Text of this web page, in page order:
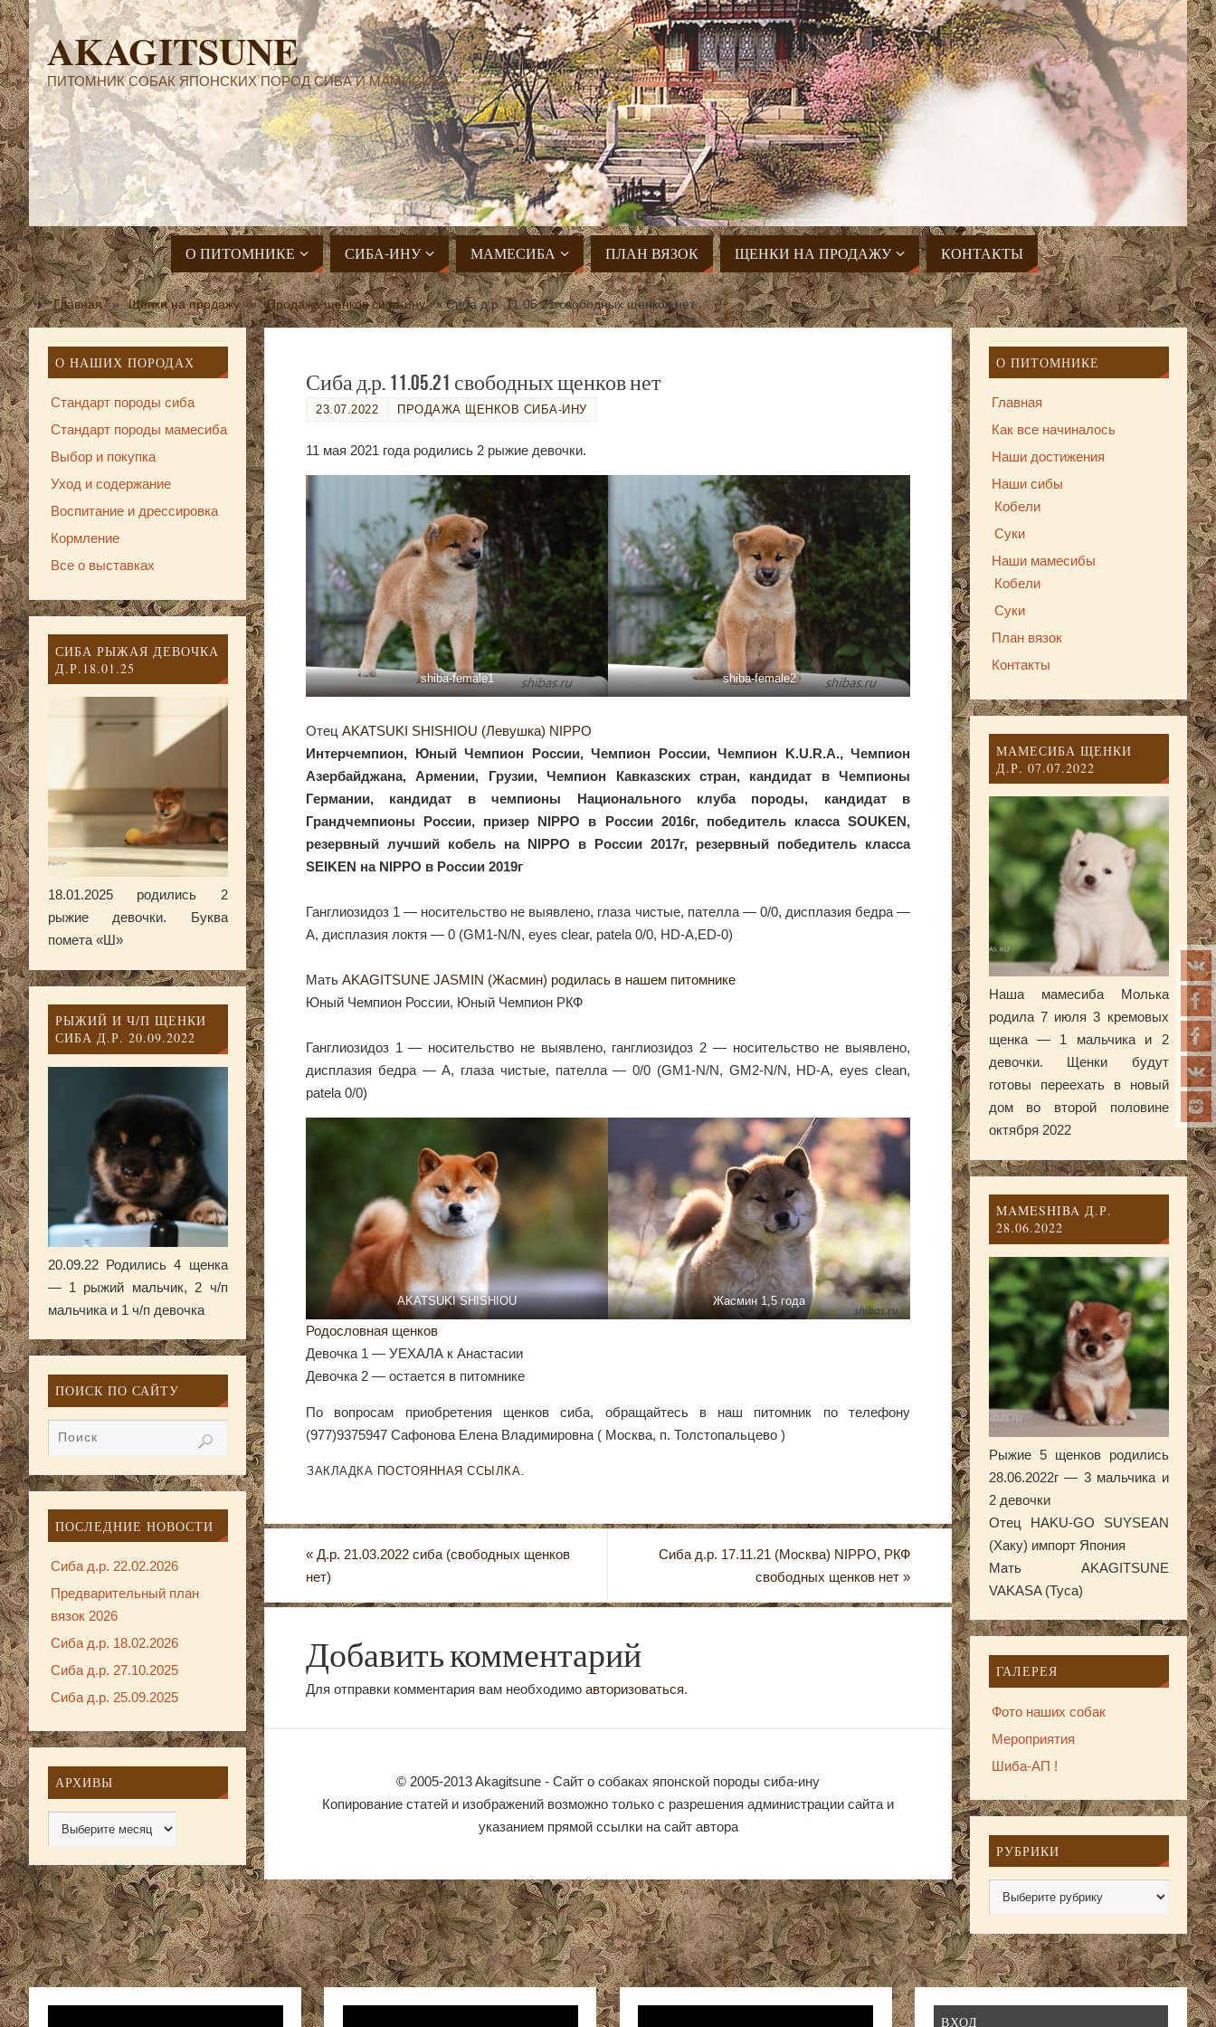
AKAGITSUNE
ПИТОМНИК СОБАК ЯПОНСКИХ ПОРОД СИБА И МАМИСИБА
О ПИТОМНИКЕ СИБА-ИНУ МАМЕСИБА ПЛАН ВЯЗОК ЩЕНКИ НА ПРОДАЖУ КОНТАКТЫ
Главная » Щенки на продажу » Продажа щенков сиба-ину »Сиба д.р. 11.05.21 свободных щенков нет
Сиба д.р. 11.05.21 свободных щенков нет
23.07.2022 ПРОДАЖА ЩЕНКОВ СИБА-ИНУ
11 мая 2021 года родились 2 рыжие девочки.
shiba-female1 shiba-female2
Отец AKATSUKI SHISHIOU (Левушка) NIPPO
Интерчемпион, Юный Чемпион России, Чемпион России, Чемпион K.U.R.A., Чемпион
Азербайджана, Армении, Грузии, Чемпион Кавказских стран, кандидат в Чемпионы
Германии, кандидат в чемпионы Национального клуба породы, кандидат в
Грандчемпионы России, призер NIPPO в России 2016г, победитель класса SOUKEN,
резервный лучший кобель на NIPPO в России 2017г, резервный победитель класса
SEIKEN на NIPPO в России 2019г
Ганглиозидоз 1 — носительство не выявлено, глаза чистые, пателла — 0/0, дисплазия бедра —
А, дисплазия локтя — 0 (GM1-N/N, eyes clear, patela 0/0, HD-A,ED-0)
Мать AKAGITSUNE JASMIN (Жасмин) родилась в нашем питомнике
Юный Чемпион России, Юный Чемпион РКФ
Ганглиозидоз 1 — носительство не выявлено, ганглиозидоз 2 — носительство не выявлено,
дисплазия бедра — А, глаза чистые, пателла — 0/0 (GM1-N/N, GM2-N/N, HD-A, eyes clean,
patela 0/0)
AKATSUKI SHISHIOU Жасмин 1,5 года
Родословная щенков
Девочка 1 — УЕХАЛА к Анастасии
Девочка 2 — остается в питомнике
По вопросам приобретения щенков сиба, обращайтесь в наш питомник по телефону
(977)9375947 Сафонова Елена Владимировна ( Москва, п. Толстопальцево )
ЗАКЛАДКА ПОСТОЯННАЯ ССЫЛКА
« Д.р. 21.03.2022 сиба (свободных щенков
нет)
Сиба д.р. 17.11.21 (Москва) NIPPO, РКФ
свободных щенков нет »
Добавить комментарий
Для отправки комментария вам необходимо авторизоваться.
© 2005-2013 Akagitsune - Сайт о собаках японской породы сиба-ину
Копирование статей и изображений возможно только с разрешения администрации сайта и
указанием прямой ссылки на сайт автора
О НАШИХ ПОРОДАХ
Стандарт породы сиба
Стандарт породы мамесиба
Выбор и покупка
Уход и содержание
Воспитание и дрессировка
Кормление
Все о выставках
СИБА РЫЖАЯ ДЕВОЧКА
Д.Р.18.01.25
18.01.2025 родились 2
рыжие девочки. Буква
помета «Ш»
РЫЖИЙ И Ч/П ЩЕНКИ
СИБА Д.Р. 20.09.2022
20.09.22 Родились 4 щенка
— 1 рыжий мальчик, 2 ч/п
мальчика и 1 ч/п девочка
ПОИСК ПО САЙТУ
ПОСЛЕДНИЕ НОВОСТИ
Сиба д.р. 22.02.2026
Предварительный план
вязок 2026
Сиба д.р. 18.02.2026
Сиба д.р. 27.10.2025
Сиба д.р. 25.09.2025
АРХИВЫ
О ПИТОМНИКЕ
Главная
Как все начиналось
Наши достижения
Наши сибы
Кобели
Суки
Наши мамесибы
Кобели
Суки
План вязок
Контакты
МАМЕСИБА ЩЕНКИ
Д.Р. 07.07.2022
Наша мамесиба Молька
родила 7 июля 3 кремовых
щенка — 1 мальчика и 2
девочки. Щенки будут
готовы переехать в новый
дом во второй половине
октября 2022
MAMESHIBA Д.Р.
28.06.2022
Рыжие 5 щенков родились
28.06.2022г — 3 мальчика и
2 девочки
Отец HAKU-GO SUYSEAN
(Хаку) импорт Япония
Мать AKAGITSUNE
VAKASA (Туса)
ГАЛЕРЕЯ
Фото наших собак
Мероприятия
Шиба-АП !
РУБРИКИ
ВХОД